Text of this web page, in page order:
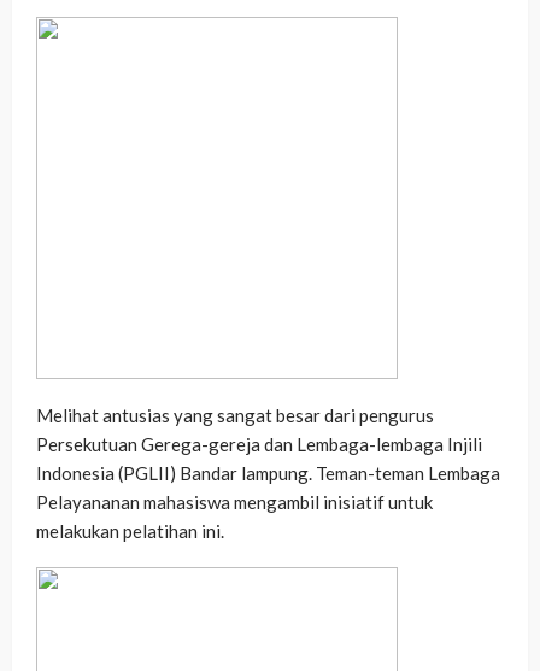
Melihat antusias yang sangat besar dari pengurus
Persekutuan Gerega-gereja dan Lembaga-lembaga Injili
Indonesia (PGLII) Bandar lampung. Teman-teman Lembaga
Pelayananan mahasiswa mengambil inisiatif untuk
melakukan pelatihan ini.